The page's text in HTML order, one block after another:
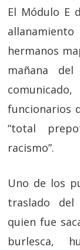
El Módulo E
hermanos
mañana
funcionarios
“total
racismo”.
Uno de los
traslado del
quien fue
burlesca,